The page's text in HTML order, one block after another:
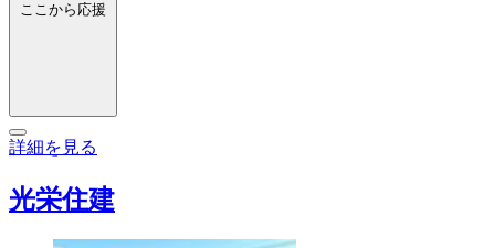
ここから応援
詳細を見る
光栄住建